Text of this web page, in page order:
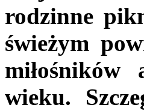
rodzinne
świeżym
miłośników
wieku.